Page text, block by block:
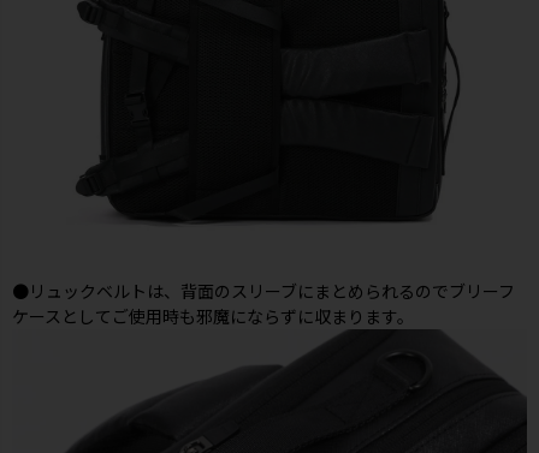
●リュックベルトは、背面のスリーブにまとめられるのでブリーフ
ケースとしてご使用時も邪魔にならずに収まります。